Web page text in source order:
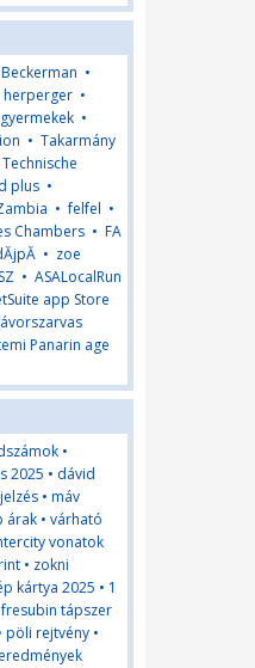
•
herperger •
•
• Takarmány
Technische
plus •
•felfel •
Chambers • FA
• zoe
• ASALocalRun
app Store
Panarin age
•
2025 • dávid
• máv
árak • várható
vonatok
• zokni
kártya 2025 • 1
fresubin tápszer
pöli rejtvény •